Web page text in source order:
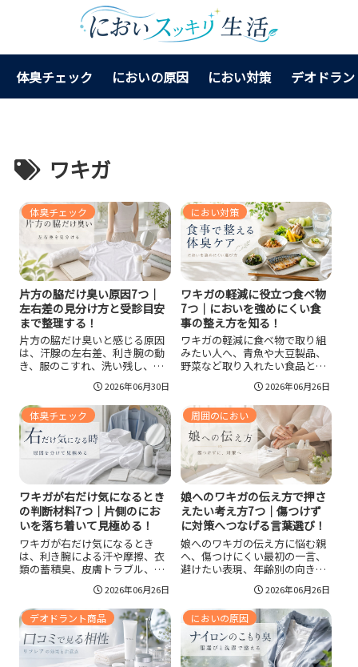
体臭チェック においの原因 におい対策 デオドラ
ワキガ
体臭チェック
片方の脇だけ臭い原因7つ｜
左右差の見分け方と受診目安
まで整理する！
片方の脇だけ臭いと感じる原因
は、汗腺の左右差、利き腕の動
き、服のこすれ、洗い残し、皮
膚の荒れなどさまざまです。ワ
キガとの違い、汗臭さの見分け
方、今日からできる対策、皮膚
科や形成外科に相談したほうが
よい症状まで整理します。
2026年06月30日
におい対策
ワキガの軽減に役立つ食べ物
7つ｜においを強めにくい食
事の整え方を知る！
ワキガの軽減に食べ物で取り組
みたい人へ、青魚や大豆製品、
野菜など取り入れたい食品と、
脂身の多い肉や揚げ物など控え
たい食事を整理し、食事だけで
は変わりにくいケースや生活習
慣と合わせた現実的な対策まで
紹介します。
2026年06月26日
体臭チェック
ワキガが右だけ気になるとき
の判断材料7つ｜片側のにお
いを落ち着いて見極める！
ワキガが右だけ気になるとき
は、利き腕による汗や摩擦、衣
類の蓄積臭、皮膚トラブル、ア
ポクリン汗腺の左右差などを分
けて見ることが大切です。にお
いの質、服への残り方、耳垢、
家族からの指摘、受診目安まで
整理し、片側だけ臭う不安に落
ち着いて向き合える判断材料を
紹介します。
2026年06月26日
周囲のにおい
娘へのワキガの伝え方で押さ
えたい考え方7つ｜傷つけず
に対策へつなげる言葉選び！
娘へのワキガの伝え方に悩む親
へ、傷つけにくい最初の一言、
避けたい表現、年齢別の向き合
い方、家庭でできる汗・衣類ケ
ア、受診を考える目安までを整
理しました。体臭を欠点として
責めるのではなく、体質として
一緒に対策できる形で伝えるた
めの実践的な考え方がわかりま
す。
2026年06月26日
デオドラント商品 においの原因